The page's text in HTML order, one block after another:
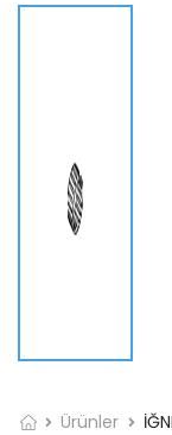
Ürünler